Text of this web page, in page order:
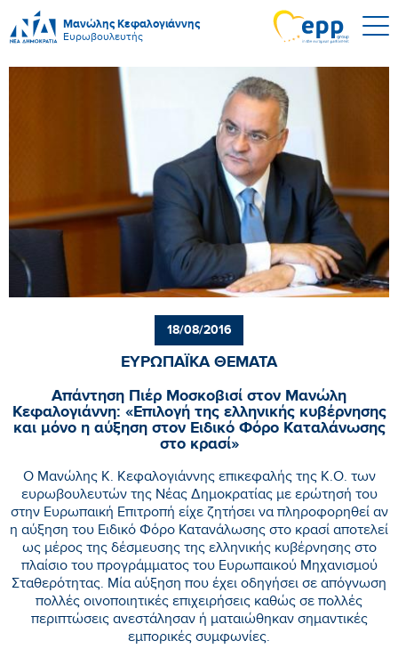
Μανώλης Κεφαλογιάννης
Ευρωβουλευτής
18/08/2016
ΕΥΡΩΠΑΪΚΑ ΘΕΜΑΤΑ
Απάντηση Πιέρ Μοσκοβισί στον Μανώλη
Κεφαλογιάννη: «Επιλογή της ελληνικής κυβέρνησης
και μόνο η αύξηση στον Ειδικό Φόρο Καταλάνωσης
στο κρασί»
Ο Μανώλης Κ. Κεφαλογιάννης επικεφαλής της Κ.Ο. των
ευρωβουλευτών της Νέας Δημοκρατίας με ερώτησή του
στην Ευρωπαική Επιτροπή είχε ζητήσει να πληροφορηθεί αν
η αύξηση του Ειδικό Φόρο Κατανάλωσης στο κρασί αποτελεί
ως μέρος της δέσμευσης της ελληνικής κυβέρνησης στο
πλαίσιο του προγράμματος του Ευρωπαικού Μηχανισμού
Σταθερότητας. Μία αύξηση που έχει οδηγήσει σε απόγνωση
πολλές οινοποιητικές επιχειρήσεις καθώς σε πολλές
περιπτώσεις ανεστάλησαν ή ματαιώθηκαν σημαντικές
εμπορικές συμφωνίες.